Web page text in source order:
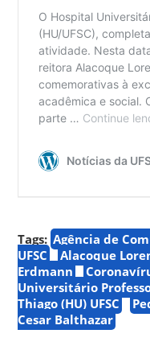
Tags: Agência de
UFSC
Alacoque
Erdmann
Universitário
Thiago (HU) UFSC
Cesar Balthazar